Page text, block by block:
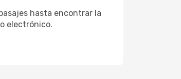
hasta encontrar la
electrónico.